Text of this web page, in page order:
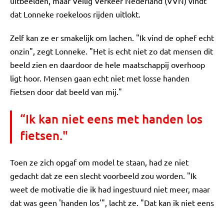
dat Lonneke roekeloos rijden uitlokt.
Zelf kan ze er smakelijk om lachen. "Ik vind de ophef echt
onzin", zegt Lonneke. "Het is echt niet zo dat mensen dit
beeld zien en daardoor de hele maatschappij overhoop
ligt hoor. Mensen gaan echt niet met losse handen
fietsen door dat beeld van mij."
“Ik kan niet eens met handen los
fietsen."
Toen ze zich opgaf om model te staan, had ze niet
gedacht dat ze een slecht voorbeeld zou worden. "Ik
weet de motivatie die ik had ingestuurd niet meer, maar
dat was geen 'handen los'", lacht ze. "Dat kan ik niet eens